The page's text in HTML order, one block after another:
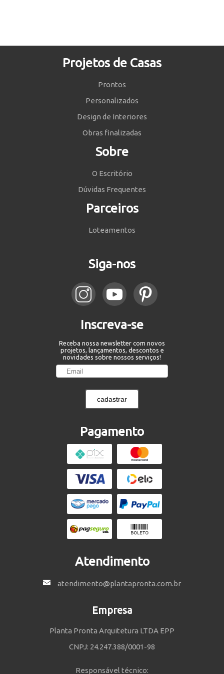
Projetos de Casas
Prontos
Personalizados
Design de Interiores
Obras finalizadas
Sobre
O Escritório
Dúvidas Frequentes
Parceiros
Loteamentos
Siga-nos
Inscreva-se
Receba nossa newsletter com novos
projetos, lançamentos, descontos e
novidades sobre nossos serviços!
cadastrar
Pagamento
Atendimento
atendimento@plantapronta.com.br
Empresa
Planta Pronta Arquitetura LTDA EPP
CNPJ: 24.247.388/0001-98
Responsável técnico: